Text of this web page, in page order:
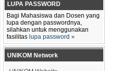
LUPA PASSWORD
Bagi Mahasiswa dan Dosen yang
lupa dengan passwordnya,
silahkan untuk menggunakan
fasilitas lupa password »
UNIKOM Network